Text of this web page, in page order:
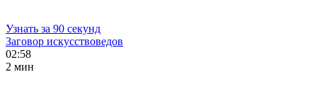
Узнать за 90 секунд
Заговор искусствоведов
02:58
2 мин